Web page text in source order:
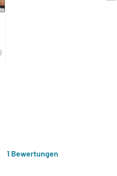
1 Bewertungen